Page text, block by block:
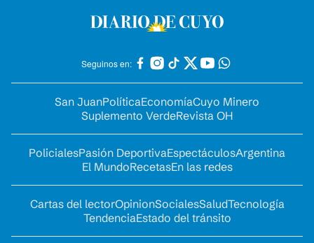
Seguinos en:
San JuanPolíticaEconomíaCuyo Minero
Suplemento VerdeRevista OH
PolicialesPasión DeportivaEspectáculosArgentina
El MundoRecetasEn las redes
Cartas del lectorOpinionSocialesSaludTecnología
TendenciaEstado del tránsito